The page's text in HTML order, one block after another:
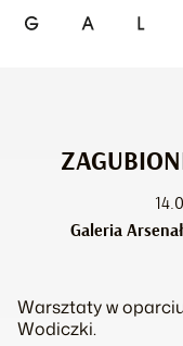
Galeria
Warsztaty w
Wodiczki.